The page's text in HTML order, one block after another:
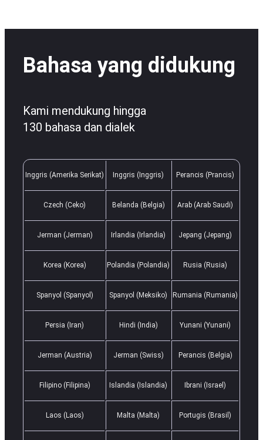
Bahasa yang didukung
Kami mendukung hingga
130 bahasa dan dialek
Inggris (Amerika Serikat) Inggris (Inggris) Perancis (Prancis)
Czech (Ceko) Belanda (Belgia) Arab (Arab Saudi)
Jerman (Jerman) Irlandia (Irlandia) Jepang (Jepang)
Korea (Korea) Polandia (Polandia) Rusia (Rusia)
Spanyol (Spanyol) Spanyol (Meksiko) Rumania (Rumania)
Persia (Iran) Hindi (India) Yunani (Yunani)
Jerman (Austria) Jerman (Swiss) Perancis (Belgia)
Filipino (Filipina) Islandia (Islandia) Ibrani (Israel)
Laos (Laos) Malta (Malta) Portugis (Brasil)